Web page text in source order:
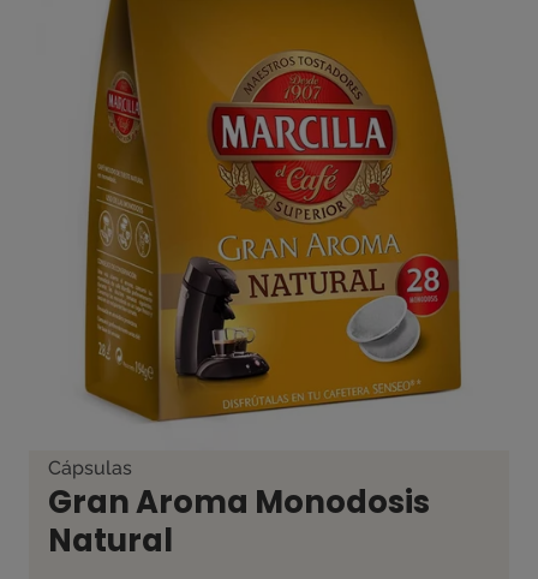
Cápsulas
Gran Aroma Monodosis
Natural